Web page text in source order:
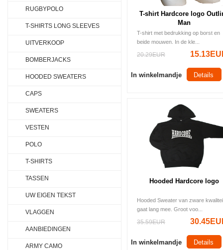
T-shirt Hardcore logo
Man
T-shirt met bedrukking op borst en
beide mouwen. In de kle...
20.29EUR
In winkelmandje Details
Hooded Hardcore logo
Hooded Sweater van zware
gaat lang mee. Groot voo...
35.59EUR
In winkelmandje Details
RUGBYPOLO
T-SHIRTS LONG SLEEVES
UITVERKOOP
BOMBERJACKS
HOODED SWEATERS
CAPS
SWEATERS
VESTEN
POLO
T-SHIRTS
TASSEN
UW EIGEN TEKST
VLAGGEN
AANBIEDINGEN
ARMY CAMO